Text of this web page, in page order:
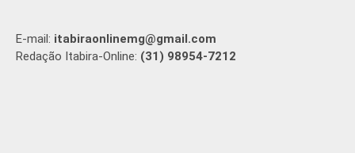
E-mail: itabiraonlinemg@gmail.com
Redação Itabira-Online: (31) 98954-7212